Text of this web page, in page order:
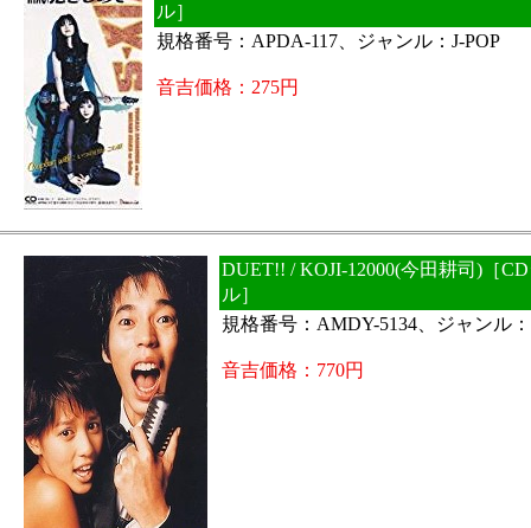
ル］
規格番号：APDA-117、ジャンル：J-POP
音吉価格：275円
DUET!! / KOJI-12000(今田耕司)［
ル］
規格番号：AMDY-5134、ジャンル：
音吉価格：770円